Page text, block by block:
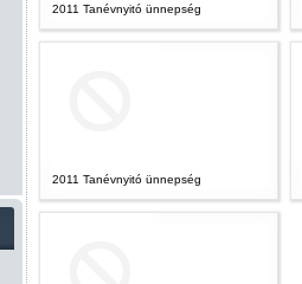
2011 Tanévnyitó ünnepség
2011 Tanévnyitó ünnepség